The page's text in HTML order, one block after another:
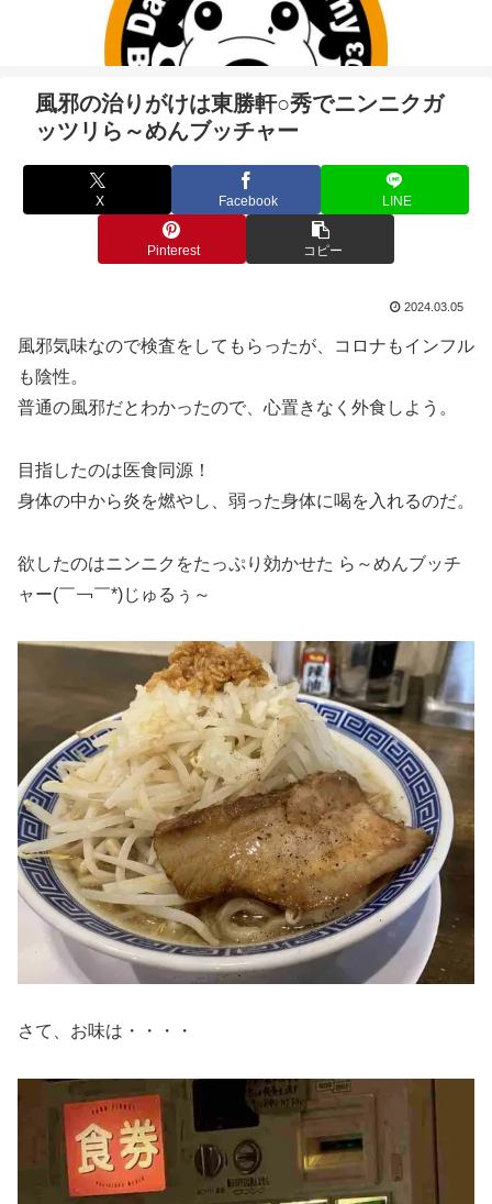
風邪の治りがけは東勝軒○秀でニンニクガ
ッツリら～めんブッチャー
X Facebook LINE
Pinterest コピー
2024.03.05
風邪気味なので検査をしてもらったが、コロナもインフル
も陰性。
普通の風邪だとわかったので、心置きなく外食しよう。
目指したのは医食同源！
身体の中から炎を燃やし、弱った身体に喝を入れるのだ。
欲したのはニンニクをたっぷり効かせた ら～めんブッチ
ャー(￣￢￣*)じゅるぅ～
さて、お味は・・・・